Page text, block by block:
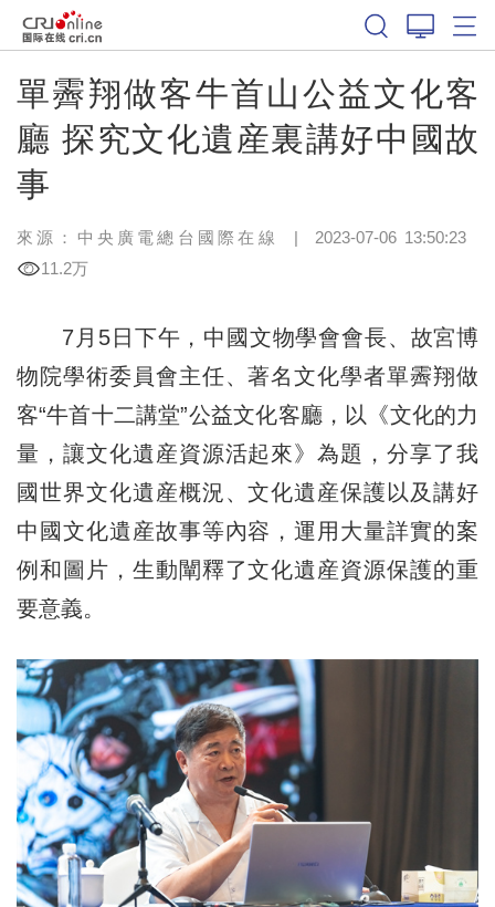
單霽翔做客牛首山公益文化客
廳 探究文化遺産裏講好中國故
事
來源：中央廣電總台國際在線 | 2023-07-06 13:50:23
11.2万
7月5日下午，中國文物學會會長、故宮博
物院學術委員會主任、著名文化學者單霽翔做
客“牛首十二講堂”公益文化客廳，以《文化的力
量，讓文化遺産資源活起來》為題，分享了我
國世界文化遺産概況、文化遺産保護以及講好
中國文化遺産故事等內容，運用大量詳實的案
例和圖片，生動闡釋了文化遺産資源保護的重
要意義。